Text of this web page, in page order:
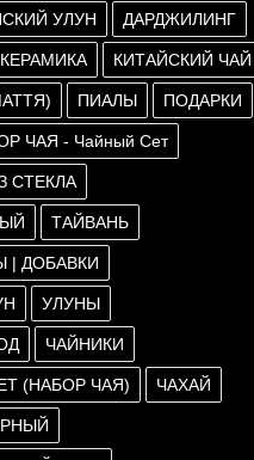
УЛУН ДАРДЖИЛИНГ
КЕРАМИКА КИТАЙСКИЙ ЧАЙ
ПИАЛЫ ПОДАРКИ
ЧАЯ - Чайный Сет
СТЕКЛА
ТАЙВАНЬ
| ДОБАВКИ
УЛУНЫ
ЧАЙНИКИ
(НАБОР ЧАЯ) ЧАХАЙ